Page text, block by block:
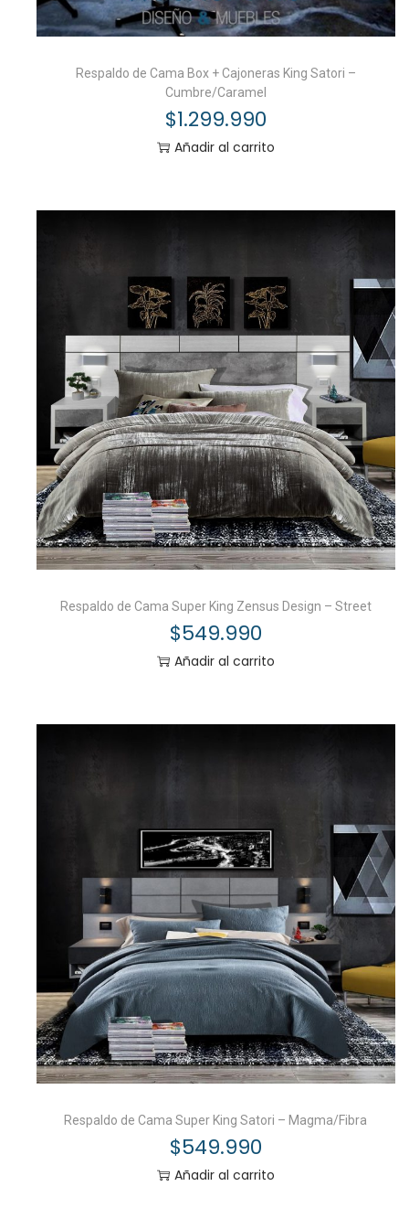
Respaldo de Cama Box + Cajoneras King Satori –
Cumbre/Caramel
$1.299.990
Añadir al carrito
Respaldo de Cama Super King Zensus Design – Street
$549.990
Añadir al carrito
Respaldo de Cama Super King Satori – Magma/Fibra
$549.990
Añadir al carrito